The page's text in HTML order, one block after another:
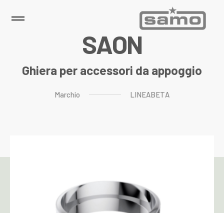
SAON
Ghiera per accessori da appoggio
Marchio LINEABETA